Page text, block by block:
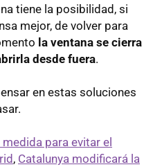
tiene la posibilidad, si
mejor, de volver para
la ventana se cierra
desde fuera.
en estas soluciones
medida para evitar el
, Catalunya modificará la